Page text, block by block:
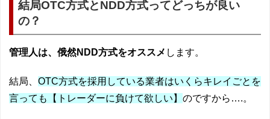
結局OTC方式とNDD方式ってどっちが良い
の？
管理人は、俄然NDD方式をオススメ します。
結局、 OTC方式を採用している業者はいくらキレイごとを
言っても【トレーダーに負けて欲しい】 のですから….。